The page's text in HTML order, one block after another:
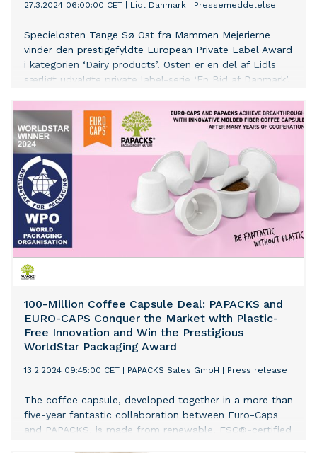
27.3.2024 06:00:00 CET Lidl Danmark Pressemeddelelse
Specielosten Tange Sø Ost fra Mammen Mejerierne
vinder den prestigefyldte European Private Label Award
i kategorien ‘Dairy products’. Osten er en del af Lidls
særligt udvalgte private label-serie ‘En Bid af Danmark’,
100-Million Coffee Capsule Deal: PAPACKS and
EURO-CAPS Conquer the Market with Plastic-
Free Innovation and Win the Prestigious
WorldStar Packaging Award
13.2.2024 09:45:00 CET PAPACKS Sales GmbH Press release
The coffee capsule, developed together in a more than
five-year fantastic collaboration between Euro-Caps
and PAPACKS, is made from renewable, FSC®-certified